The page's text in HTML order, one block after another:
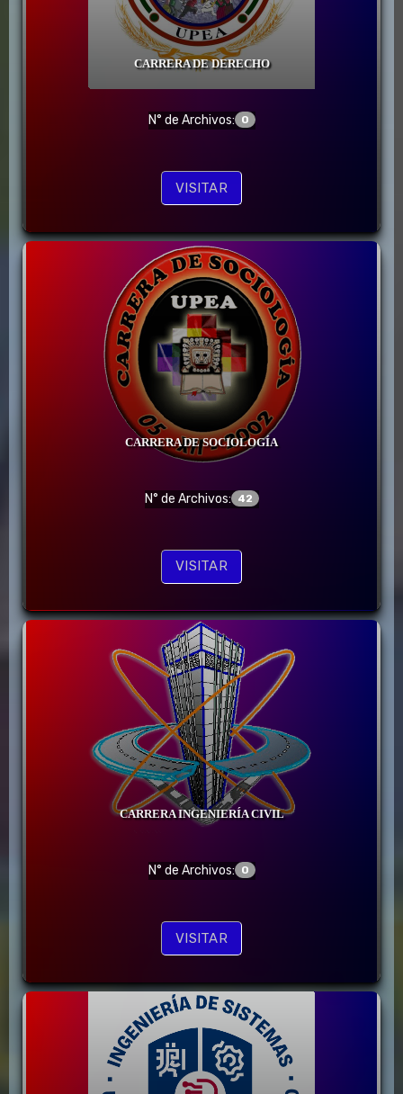
CARRERA DE DERECHO
N° de Archivos: 0
VISITAR
CARRERA DE SOCIOLOGÍA
N° de Archivos: 42
VISITAR
CARRERA INGENIERÍA CIVIL
N° de Archivos: 0
VISITAR